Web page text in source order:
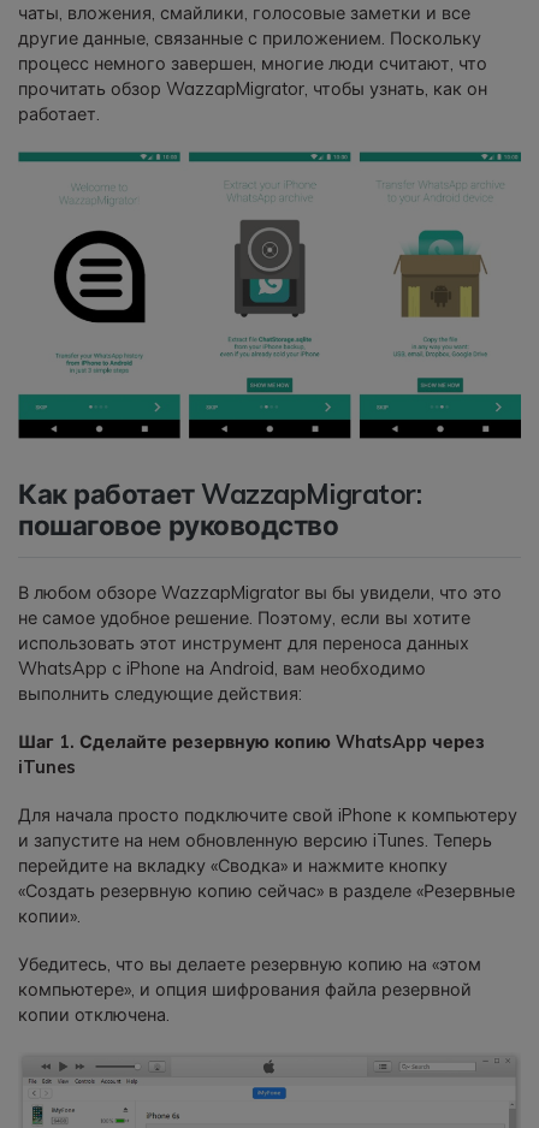
Приложение MobileTrans
Передавайте данные смартфона,
чаты, вложения, смайлики, голосовые заметки и все
другие данные, связанные с приложением. Поскольку
процесс немного завершен, многие люди считают, что
прочитать обзор WazzapMigrator, чтобы узнать, как он
работает.
Как работает WazzapMigrator:
пошаговое руководство
В любом обзоре WazzapMigrator вы бы увидели, что это
не самое удобное решение. Поэтому, если вы хотите
использовать этот инструмент для переноса данных
WhatsApp с iPhone на Android, вам необходимо
выполнить следующие действия:
Шаг 1. Сделайте резервную копию WhatsApp через
iTunes
Для начала просто подключите свой iPhone к компьютеру
и запустите на нем обновленную версию iTunes. Теперь
перейдите на вкладку «Сводка» и нажмите кнопку
«Создать резервную копию сейчас» в разделе «Резервные
копии».
Убедитесь, что вы делаете резервную копию на «этом
компьютере», и опция шифрования файла резервной
копии отключена.